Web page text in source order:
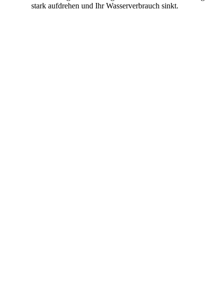
stark aufdrehen und IhrWasserverbrauch sinkt.